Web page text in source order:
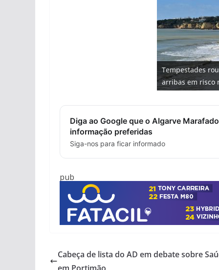
Tempestades
arribas em risco
Diga ao Google que o Algarve
informação preferidas
Siga-nos para ficar informado
pub
Cabeça de lista do AD em debate sobre